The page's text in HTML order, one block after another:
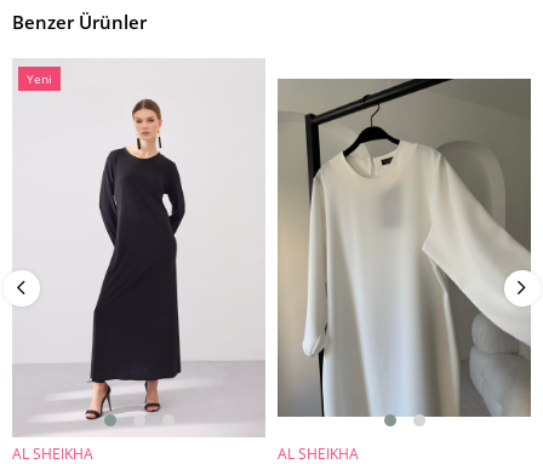
Benzer Ürünler
Yeni
AL SHEIKHA AL SHEIKHA